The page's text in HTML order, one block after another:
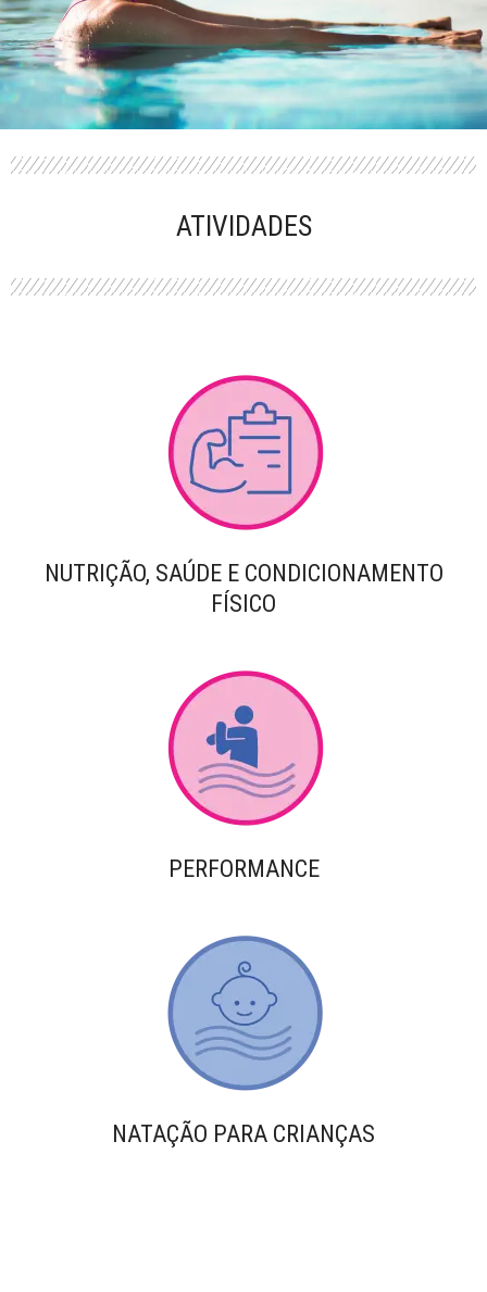
PERFORMANCE
ATIVIDADES
NUTRIÇÃO, SAÚDE E CONDICIONAMENTO
FÍSICO
PERFORMANCE
NATAÇÃO PARA CRIANÇAS